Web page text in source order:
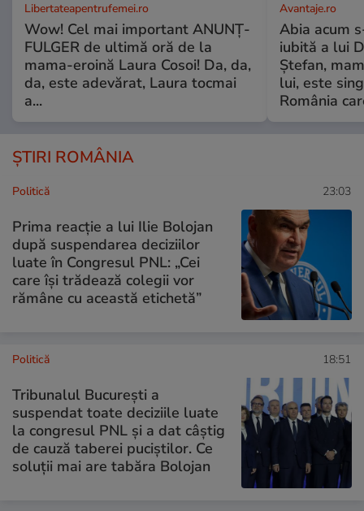
Libertateapentrufemei.ro
Wow! Cel mai important ANUNȚ-
FULGER de ultimă oră de la
mama-eroină Laura Cosoi! Da, da,
da, este adevărat, Laura tocmai
a...
Avantaje.ro
Abia acum
iubită a lui
Ștefan,
lui, este
România
ȘTIRI ROMÂNIA
Politică 23:03
Prima reacție a lui Ilie Bolojan
după suspendarea deciziilor
luate în Congresul PNL: „Cei
care își trădează colegii vor
rămâne cu această etichetă”
Politică 18:51
Tribunalul București a
suspendat toate deciziile luate
la congresul PNL și a dat câștig
de cauză taberei puciștilor. Ce
soluții mai are tabăra Bolojan